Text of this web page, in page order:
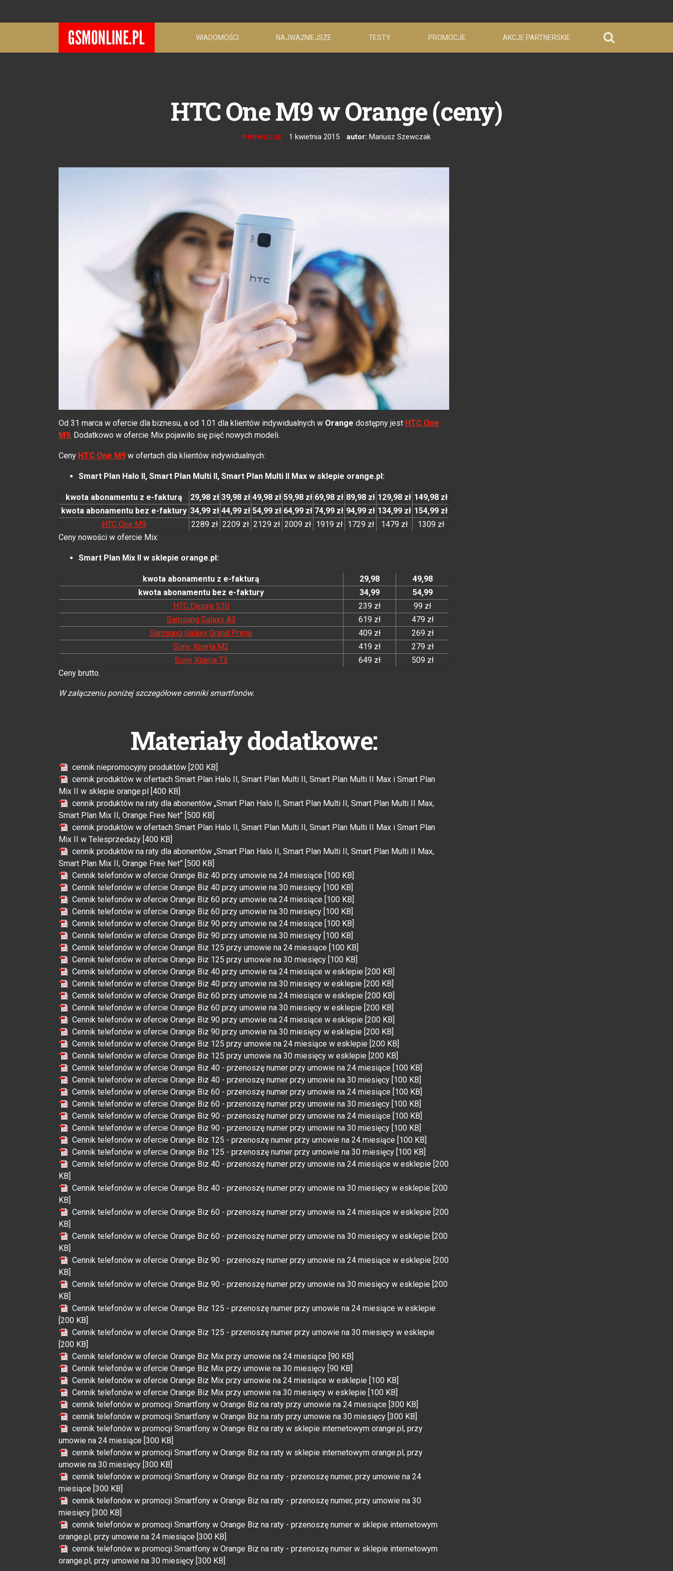
WIADOMOŚCI NAJWAŻNIEJSZE TESTY PROMOCJE AKCJE PARTNERSKIE
HTC One M9 w Orange (ceny)
PROMOCJE 1 kwietnia 2015 autor: Mariusz Szewczak
Od 31 marca w ofercie dla biznesu, a od 1.01 dla klientów indywidualnych w Orange dostępny jest HTC One
M9. Dodatkowo w ofercie Mix pojawiło się pięć nowych modeli.
Ceny HTC One M9 w ofertach dla klientów indywidualnych:
Smart Plan Halo II, Smart Plan Multi II, Smart Plan Multi II Max w sklepie orange.pl:
kwota abonamentu z e-fakturą 29,98 zł 39,98 zł 49,98 zł 59,98 zł 69,98 zł 89,98 zł 129,98 zł 149,98 zł
kwota abonamentu bez e-faktury 34,99 zł 44,99 zł 54,99 zł 64,99 zł 74,99 zł 94,99 zł 134,99 zł 154,99 zł
HTC One M9
2289 zł 2209 zł 2129 zł 2009 zł 1919 zł 1729 zł 1479 zł
1309 zł
Ceny nowości w ofercie Mix:
Smart Plan Mix II w sklepie orange.pl:
kwota abonamentu z e-fakturą 29,98
49,98
kwota abonamentu bez e-faktury
34,99
54,99
HTC Desire 510
239 zł
99 zł
Samsung Galaxy A3
619 zł
479 zł
Samsung Galaxy Grand Prime
409 zł
269 zł
Sony Xperia M2
419 zł
279 zł
Sony Xperia T3
649 zł
509 zł
Ceny brutto.
W załączeniu poniżej szczegółowe cenniki smartfonów.
Materiały dodatkowe:
cennik niepromocyjny produktów [200 KB]
cennik produktów w ofertach Smart Plan Halo II, Smart Plan Multi II, Smart Plan Multi II Max i Smart Plan
Mix II w sklepie orange.pl [400 KB]
cennik produktów na raty dla abonentów „Smart Plan Halo II, Smart Plan Multi II, Smart Plan Multi II Max,
Smart Plan Mix II, Orange Free Net” [500 KB]
cennik produktów w ofertach Smart Plan Halo II, Smart Plan Multi II, Smart Plan Multi II Max i Smart Plan
Mix II w Telesprzedaży [400 KB]
cennik produktów na raty dla abonentów „Smart Plan Halo II, Smart Plan Multi II, Smart Plan Multi II Max,
Smart Plan Mix II, Orange Free Net” [500 KB]
Cennik telefonów w ofercie Orange Biz 40 przy umowie na 24 miesiące [100 KB]
Cennik telefonów w ofercie Orange Biz 40 przy umowie na 30 miesięcy [100 KB]
Cennik telefonów w ofercie Orange Biz 60 przy umowie na 24 miesiące [100 KB]
Cennik telefonów w ofercie Orange Biz 60 przy umowie na 30 miesięcy [100 KB]
Cennik telefonów w ofercie Orange Biz 90 przy umowie na 24 miesiące [100 KB]
Cennik telefonów w ofercie Orange Biz 90 przy umowie na 30 miesięcy [100 KB]
Cennik telefonów w ofercie Orange Biz 125 przy umowie na 24 miesiące [100 KB]
Cennik telefonów w ofercie Orange Biz 125 przy umowie na 30 miesięcy [100 KB]
Cennik telefonów w ofercie Orange Biz 40 przy umowie na 24 miesiące w esklepie [200 KB]
Cennik telefonów w ofercie Orange Biz 40 przy umowie na 30 miesięcy w esklepie [200 KB]
Cennik telefonów w ofercie Orange Biz 60 przy umowie na 24 miesiące w esklepie [200 KB]
Cennik telefonów w ofercie Orange Biz 60 przy umowie na 30 miesięcy w esklepie [200 KB]
Cennik telefonów w ofercie Orange Biz 90 przy umowie na 24 miesiące w esklepie [200 KB]
Cennik telefonów w ofercie Orange Biz 90 przy umowie na 30 miesięcy w esklepie [200 KB]
Cennik telefonów w ofercie Orange Biz 125 przy umowie na 24 miesiące w esklepie [200 KB]
Cennik telefonów w ofercie Orange Biz 125 przy umowie na 30 miesięcy w esklepie [200 KB]
Cennik telefonów w ofercie Orange Biz 40 - przenoszę numer przy umowie na 24 miesiące [100 KB]
Cennik telefonów w ofercie Orange Biz 40 - przenoszę numer przy umowie na 30 miesięcy [100 KB]
Cennik telefonów w ofercie Orange Biz 60 - przenoszę numer przy umowie na 24 miesiące [100 KB]
Cennik telefonów w ofercie Orange Biz 60 - przenoszę numer przy umowie na 30 miesięcy [100 KB]
Cennik telefonów w ofercie Orange Biz 90 - przenoszę numer przy umowie na 24 miesiące [100 KB]
Cennik telefonów w ofercie Orange Biz 90 - przenoszę numer przy umowie na 30 miesięcy [100 KB]
Cennik telefonów w ofercie Orange Biz 125 - przenoszę numer przy umowie na 24 miesiące [100 KB]
Cennik telefonów w ofercie Orange Biz 125 - przenoszę numer przy umowie na 30 miesięcy [100 KB]
Cennik telefonów w ofercie Orange Biz 40 - przenoszę numer przy umowie na 24 miesiące w esklepie [200
KB]
Cennik telefonów w ofercie Orange Biz 40 - przenoszę numer przy umowie na 30 miesięcy w esklepie [200
KB]
Cennik telefonów w ofercie Orange Biz 60 - przenoszę numer przy umowie na 24 miesiące w esklepie [200
KB]
Cennik telefonów w ofercie Orange Biz 60 - przenoszę numer przy umowie na 30 miesięcy w esklepie [200
KB]
Cennik telefonów w ofercie Orange Biz 90 - przenoszę numer przy umowie na 24 miesiące w esklepie [200
KB]
Cennik telefonów w ofercie Orange Biz 90 - przenoszę numer przy umowie na 30 miesięcy w esklepie [200
KB]
Cennik telefonów w ofercie Orange Biz 125 - przenoszę numer przy umowie na 24 miesiące w esklepie
[200 KB]
Cennik telefonów w ofercie Orange Biz 125 - przenoszę numer przy umowie na 30 miesięcy w esklepie
[200 KB]
Cennik telefonów w ofercie Orange Biz Mix przy umowie na 24 miesiące [90 KB]
Cennik telefonów w ofercie Orange Biz Mix przy umowie na 30 miesięcy [90 KB]
Cennik telefonów w ofercie Orange Biz Mix przy umowie na 24 miesiące w esklepie [100 KB]
Cennik telefonów w ofercie Orange Biz Mix przy umowie na 30 miesięcy w esklepie [100 KB]
cennik telefonów w promocji Smartfony w Orange Biz na raty przy umowie na 24 miesiące [300 KB]
cennik telefonów w promocji Smartfony w Orange Biz na raty przy umowie na 30 miesięcy [300 KB]
cennik telefonów w promocji Smartfony w Orange Biz na raty w sklepie internetowym orange.pl, przy
umowie na 24 miesiące [300 KB]
cennik telefonów w promocji Smartfony w Orange Biz na raty w sklepie internetowym orange.pl, przy
umowie na 30 miesięcy [300 KB]
cennik telefonów w promocji Smartfony w Orange Biz na raty - przenoszę numer, przy umowie na 24
miesiące [300 KB]
cennik telefonów w promocji Smartfony w Orange Biz na raty - przenoszę numer, przy umowie na 30
miesięcy [300 KB]
cennik telefonów w promocji Smartfony w Orange Biz na raty - przenoszę numer w sklepie internetowym
orange.pl, przy umowie na 24 miesiące [300 KB]
cennik telefonów w promocji Smartfony w Orange Biz na raty - przenoszę numer w sklepie internetowym
orange.pl, przy umowie na 30 miesięcy [300 KB]